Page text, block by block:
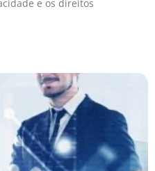
e os direitos